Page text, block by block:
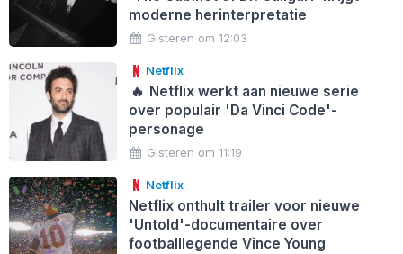
moderne herinterpretatie
Gisteren om 12:03
Netflix
🔥 Netflix werkt aan nieuwe serie
over populair 'Da Vinci Code'-
personage
Gisteren om 11:19
Netflix
Netflix onthult trailer voor nieuwe
'Untold'-documentaire over
footballlegende Vince Young